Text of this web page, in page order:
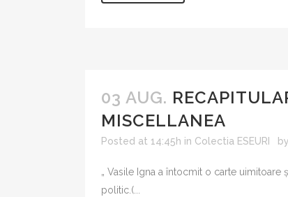
03 AUG.
MISCELLANEA
Posted at 14:45h in Colectia ESEURI by
„ Vasile Igna a întocmit o carte
politic.(...